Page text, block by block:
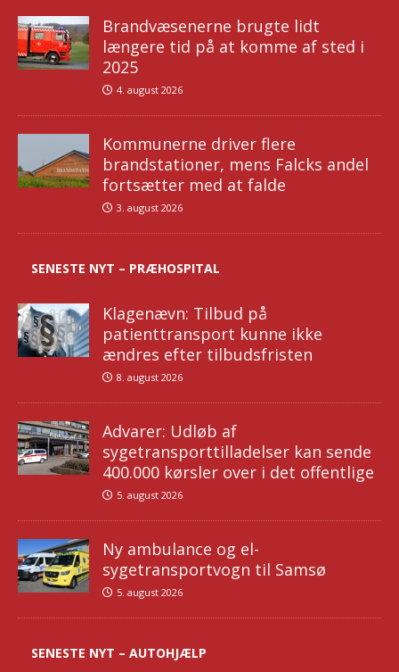
Brandvæsenerne brugte lidt
længere tid på at komme af sted i
2025
4. august 2026
Kommunerne driver flere
brandstationer, mens Falcks andel
fortsætter med at falde
3. august 2026
SENESTE NYT – PRÆHOSPITAL
Klagenævn: Tilbud på
patienttransport kunne ikke
ændres efter tilbudsfristen
8. august 2026
Advarer: Udløb af
sygetransporttilladelser kan sende
400.000 kørsler over i det offentlige
5. august 2026
Ny ambulance og el-
sygetransportvogn til Samsø
5. august 2026
SENESTE NYT – AUTOHJÆLP